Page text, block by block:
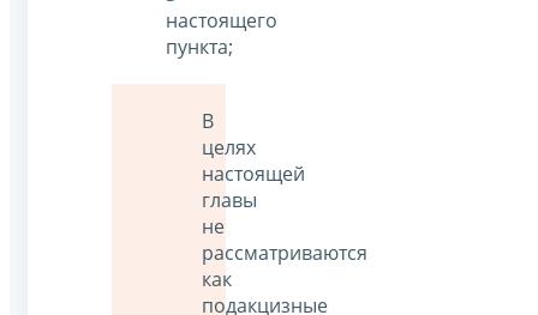
настоящего
пункта;
В
целях
настоящей
главы
не
рассматриваются
как
подакцизные